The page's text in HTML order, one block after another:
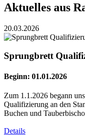
Aktuelles aus
20.03.2026
Sprungbrett
Beginn: 01.01.2026
Zum 1.1.2026 begann
Qualifizierung an den
Buchen und
Details